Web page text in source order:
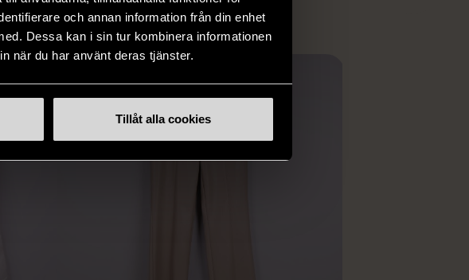
och annan information från din enhet
Dessa kan i sin tur kombinera informationen
när du har använt deras tjänster.
Tillåt alla cookies
denna